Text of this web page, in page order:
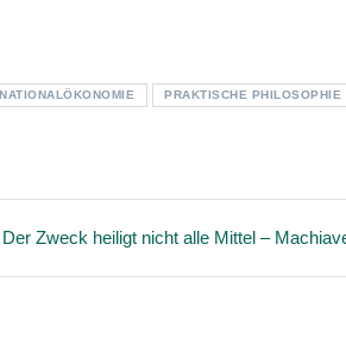
NATIONALÖKONOMIE PRAKTISCHE PHILOSOPHIE
Nächster
Der Zweck heiligt nicht alle Mittel –